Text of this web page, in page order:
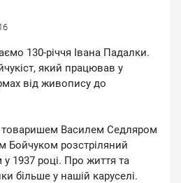
130-річчя Івана Падалки.
який працював у
від живопису до
товаришем Василем Седляром
Бойчуком розстріляний
1937 році. Про життя та
більше у нашій каруселі.